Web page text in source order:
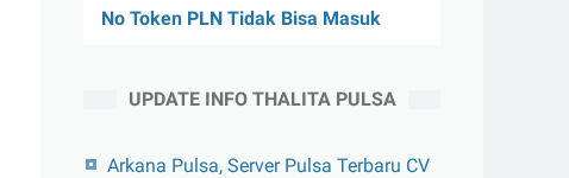
No Token PLN Tidak Bisa Masuk
UPDATE INFO THALITA PULSA
Arkana Pulsa, Server Pulsa Terbaru CV